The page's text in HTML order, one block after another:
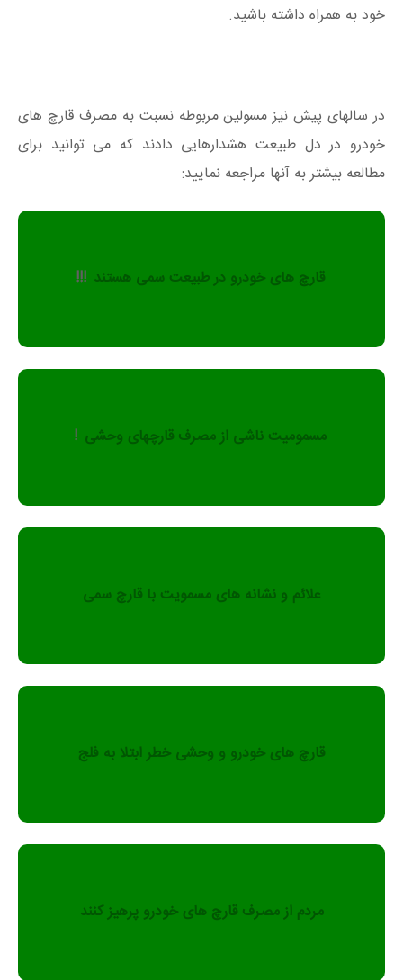
خود به همراه داشته باشید.
در سالهای پیش نیز مسولین مربوطه نسبت به مصرف قارچ های
خودرو در دل طبیعت هشدارهایی دادند که می توانید برای
مطالعه بیشتر به آنها مراجعه نمایید:
قارچ های خودرو در طبیعت سمی هستند !!!
مسمومیت ناشی از مصرف قارچهای وحشی !
علائم و نشانه های مسمویت با قارچ سمی
قارچ های خودرو و وحشی خطر ابتلا به فلج
مردم از مصرف قارچ های خودرو پرهیز کنند